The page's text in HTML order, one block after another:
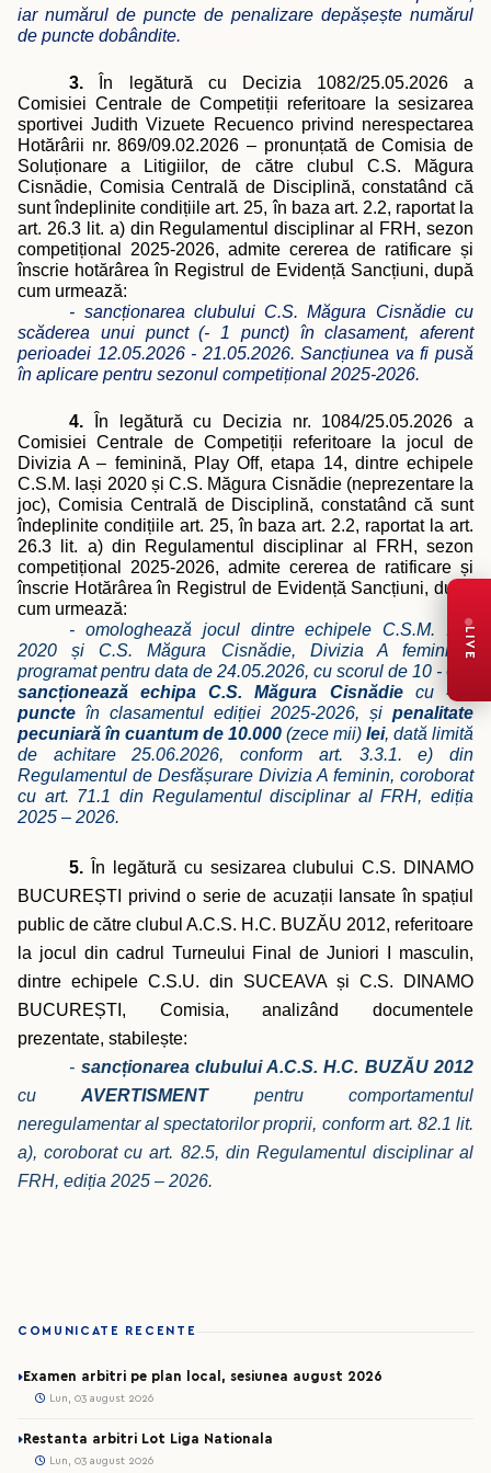
iar numărul de puncte de penalizare depășește numărul
de puncte dobândite.
3.
În legătură cu Decizia 1082/25.05.2026 a
Comisiei Centrale de Competiții referitoare la sesizarea
sportivei Judith Vizuete Recuenco privind nerespectarea
Hotărârii nr. 869/09.02.2026 – pronunțată de Comisia de
Soluționare a Litigiilor, de către clubul C.S. Măgura
Cisnădie, Comisia Centrală de Disciplină, constatând că
sunt îndeplinite condițiile art. 25, în baza art. 2.2, raportat la
art. 26.3 lit. a) din Regulamentul disciplinar al FRH, sezon
competițional 2025-2026, admite cererea de ratificare și
înscrie hotărârea în Registrul de Evidență Sancțiuni, după
cum urmează:
- sancționarea clubului C.S. Măgura Cisnădie cu
scăderea unui punct (- 1 punct) în clasament, aferent
perioadei 12.05.2026 - 21.05.2026. Sancțiunea va fi pusă
în aplicare pentru sezonul competițional 2025-2026.
4.
În legătură cu Decizia nr. 1084/25.05.2026 a
Comisiei Centrale de Competiții referitoare la jocul de
Divizia A – feminină, Play Off, etapa 14, dintre echipele
C.S.M. Iași 2020 și C.S. Măgura Cisnădie (neprezentare la
joc), Comisia Centrală de Disciplină, constatând că sunt
îndeplinite condițiile art. 25, în baza art. 2.2, raportat la art.
26.3 lit. a) din Regulamentul disciplinar al FRH, sezon
competițional 2025-2026, admite cererea de ratificare și
înscrie Hotărârea în Registrul de Evidență Sancțiuni, după
cum urmează:
- omologhează jocul dintre echipele C.S.M. Iași
2020 și C.S. Măgura Cisnădie, Divizia A feminină,
programat pentru data de 24.05.2026, cu scorul de 10 - 0 și
sancționează
echipa C.S. Măgura Cisnădiecu - 2
puncte în clasamentul ediției 2025-2026, și penalitate
pecuniară în cuantum de 10.000 (zece mii) lei, dată limită
de achitare 25.06.2026, conform art. 3.3.1. e) din
Regulamentul de Desfășurare Divizia A feminin, coroborat
cu art. 71.1 din Regulamentul disciplinar al FRH, ediția
2025 – 2026.
5.
În legătură cu sesizarea clubului C.S. DINAMO
BUCUREȘTI privind o serie de acuzații lansate în spațiul
public de către clubul A.C.S. H.C. BUZĂU 2012, referitoare
la jocul din cadrul Turneului Final de Juniori I masculin,
dintre echipele C.S.U. din SUCEAVA și C.S. DINAMO
BUCUREȘTI, Comisia, analizând documentele
prezentate, stabilește:
- sancționarea clubului A.C.S. H.C. BUZĂU 2012
cuAVERTISMENTpentru comportamentul
neregulamentar al spectatorilor proprii, conform art. 82.1 lit.
a), coroborat cu art. 82.5, din Regulamentul disciplinar al
FRH, ediția 2025 – 2026.
COMUNICATE RECENTE
Examen arbitri pe plan local, sesiunea august 2026
Lun, 03 august 2026
Restanta arbitri Lot Liga Nationala
Lun, 03 august 2026
LIVE